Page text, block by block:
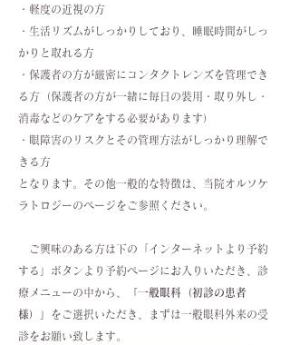
・軽度の近視の方
・生活リズムがしっかりしており、睡眠時間がしっ
かりと取れる方
・保護者の方が厳密にコンタクトレンズを管理でき
る方（保護者の方が一緒に毎日の装用・取り外し・
消毒などのケアをする必要があります）
​・眼障害のリスクとその管理方法がしっかり理解で
きる方
​となります。その他一般的な特徴は、当院オルソケ
ラトロジーのページをご参照ください。
ご興味のある方は下の「インターネットより予約
する」ボタンより予約ページにお入りいただき、診
療メニューの中から、
「一般眼科（初診の患者
様）」 をご選択いただき、まずは一般眼科外来の受
診をお願い致します。